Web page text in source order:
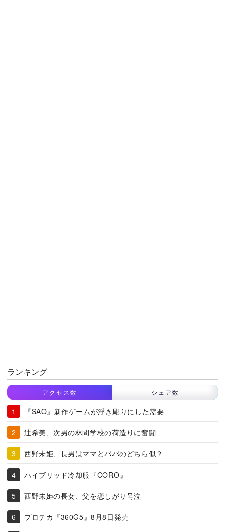
ランキング
アクセス数 シェア数
『SAO』新作ゲームが浮き彫りにした需要
辻希美、次男の林間学校の荷造りに奮闘
西野未姫、長男はママとパパのどちら似？
ハイブリッド冷却服『CORO』
西野未姫の長女、父を恋しがり号泣
プロテカ『360G5』8月8日発売